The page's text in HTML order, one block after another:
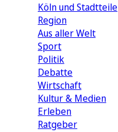
Köln und Stadtteile
Region
Aus aller Welt
Sport
Politik
Debatte
Wirtschaft
Kultur & Medien
Erleben
Ratgeber